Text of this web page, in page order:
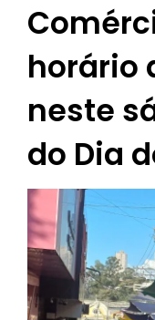
horário
neste
do Dia